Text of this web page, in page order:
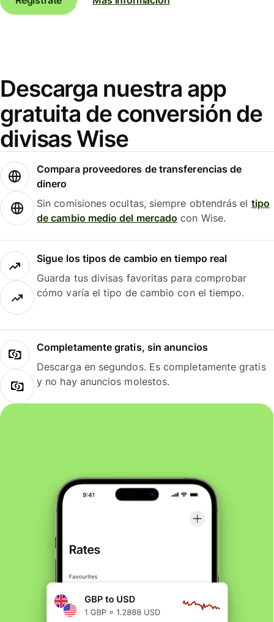
Descarga nuestra app
gratuita de conversión de
divisas Wise
Compara proveedores de transferencias de
dinero
Sin comisiones ocultas, siempre obtendrás el tipo
de cambio medio del mercado con Wise.
Sigue los tipos de cambio en tiempo real
Guarda tus divisas favoritas para comprobar
cómo varía el tipo de cambio con el tiempo.
Completamente gratis, sin anuncios
Descarga en segundos. Es completamente gratis
y no hay anuncios molestos.